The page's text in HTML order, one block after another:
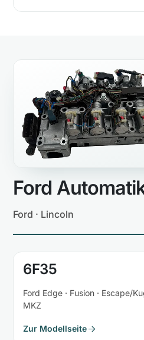
Ford
Ford · Lincoln
6F35
Ford Edge · Fusion · Escape/
MKZ
Zur Modellseite